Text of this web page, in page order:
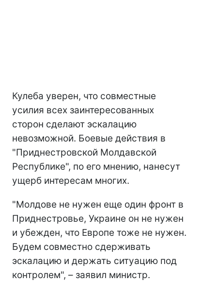
Кулеба уверен, что совместные
усилия всех заинтересованных
сторон сделают эскалацию
невозможной. Боевые действия в
"Приднестровской Молдавской
Республике", по его мнению, нанесут
ущерб интересам многих.
"Молдове не нужен еще один фронт в
Приднестровье, Украине он не нужен
и убежден, что Европе тоже не нужен.
Будем совместно сдерживать
эскалацию и держать ситуацию под
контролем", – заявил министр.